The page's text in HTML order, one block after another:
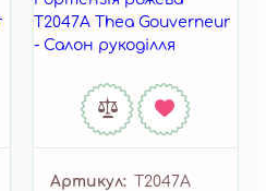
Артикул T2047A